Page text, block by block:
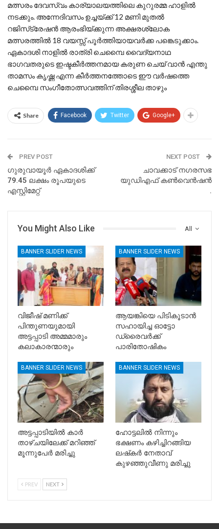
മത്സരം ദേവസ്വം കാര്യാലയത്തിലെ കുറുരമ്മ ഹാളില്‍
നടക്കും. അന്നേദിവസം ഉച്ചയ്ക്ക് 12 മണി മുതല്‍
റജിസ്‌ട്രേഷന്‍ ആരംഭിയ്ക്കുന്ന അക്ഷരശ്ലോക
മത്സരത്തില്‍ 18 വയസ്സ് പൂര്‍ത്തിയായവര്‍ക്ക പങ്കെടുക്കാം.
ഏകാദശി നാളില്‍ രാത്രി ചെമ്പൈ വൈദ്യനാഥ
ഭാഗവതരുടെ ഇഷ്ടകീര്‍ത്തനമായ കരുണ ചെയ് വാന്‍ എന്തു
താമസം കൃഷ്ണ എന്ന കീര്‍ത്തനത്തോടെ ഈ വര്‍ഷത്തെ
ചെമ്പൈ സംഗീതോത്സവത്തിന് തിരശ്ശീല താഴും
Share Facebook Twitter Google+
PREV POST
ഗുരുവായൂർ ഏകാദശിക്ക്
79.45 ലക്ഷം രൂപയുടെ
എസ്റ്റിമേറ്റ്
NEXT POST
ചാവക്കാട് നഗരസഭ
യുഡിഎഫ് കൺവെൻഷൻ
.
All
You Might Also Like
BANNER SLIDER NEWS
വിജീഷ് മണിക്ക്
പിന്തുണയുമായി
അട്ടപ്പാടി അമ്മമാരും
കലാകാരന്മാരും
BANNER SLIDER NEWS
ആയങ്കിയെ പിടികൂടാൻ
സഹായിച്ച ഓട്ടോ
ഡ്രൈവർക്ക്
പാരിതോഷികം
BANNER SLIDER NEWS
അട്ടപ്പാടിയിൽ കാര്‍
താഴ്ചയിലേക്ക് മറിഞ്ഞ്
മൂന്നുപേര്‍ മരിച്ചു
BANNER SLIDER NEWS
ഹോട്ടലിൽ നിന്നും
ഭക്ഷണം കഴിച്ചിറങ്ങിയ
ലഷ്‌കർ നേതാവ്
കുഴഞ്ഞുവീണു മരിച്ചു
PREV NEXT